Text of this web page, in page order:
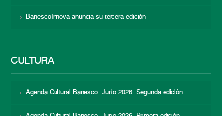
BanescoInnova anuncia su tercera edición
CULTURA
Agenda Cultural Banesco. Junio 2026. Segunda edición